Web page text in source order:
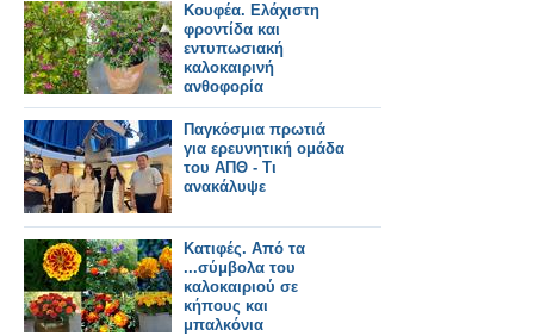
Κουφέα. Ελάχιστη
φροντίδα και
εντυπωσιακή
καλοκαιρινή
ανθοφορία
Παγκόσμια πρωτιά
για ερευνητική ομάδα
του ΑΠΘ - Τι
ανακάλυψε
Κατιφές. Από τα
...σύμβολα του
καλοκαιριού σε
κήπους και
μπαλκόνια